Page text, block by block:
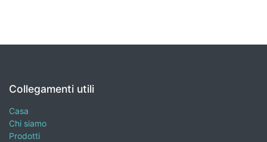
Collegamenti utili
Casa
Chi siamo
Prodotti